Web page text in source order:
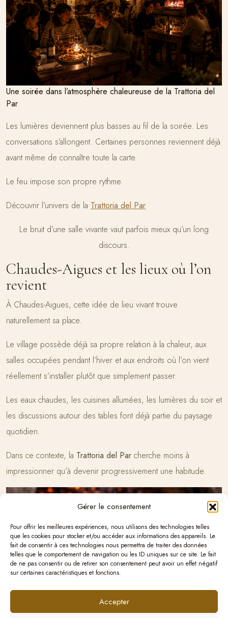
Gérer le consentement
Pour offrir les meilleures expériences, nous utilisons des technologies telles
que les cookies pour stocker et/ou accéder aux informations des appareils. Le
fait de consentir à ces technologies nous permettra de traiter des données
telles que le comportement de navigation ou les ID uniques sur ce site. Le fait
de ne pas consentir ou de retirer son consentement peut avoir un effet négatif
sur certaines caractéristiques et fonctions.
Accepter
Une soirée dans l’atmosphère chaleureuse de la Trattoria del
Par
Les lumières deviennent plus basses au fil de la soirée. Les
conversations s’allongent. Certaines personnes reviennent déjà
avant même de connaître toute la carte.
Le feu impose son propre rythme.
Découvrir l’univers de la Trattoria del Par
Le bruit d’une salle vivante vaut parfois mieux qu’un long
discours.
Chaudes-Aigues et les lieux où l’on
revient
À Chaudes-Aigues, cette idée de lieu vivant trouve
naturellement sa place.
Le village possède déjà sa propre relation à la chaleur, aux
salles occupées pendant l’hiver et aux endroits où l’on vient
réellement s’installer plutôt que simplement passer.
Les eaux chaudes, les cuisines allumées, les lumières du soir et
les discussions autour des tables font déjà partie du paysage
quotidien.
Dans ce contexte, la Trattoria del Par cherche moins à
impressionner qu’à devenir progressivement une habitude.